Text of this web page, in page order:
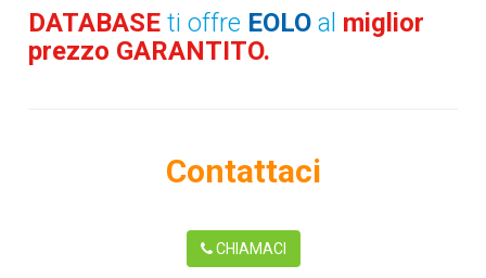
DATABASEti offre EOLO al miglior
prezzo GARANTITO.
Contattaci
CHIAMACI